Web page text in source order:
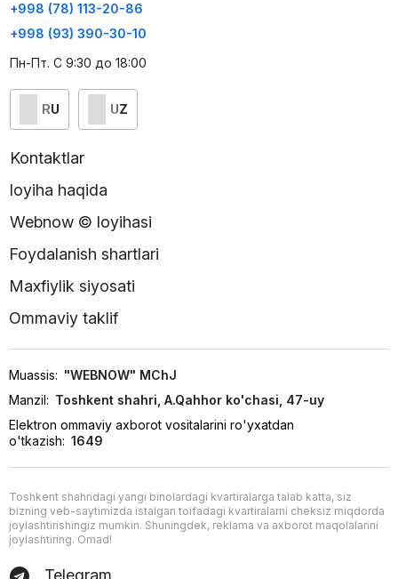
+998 (78) 113-20-86
+998 (93) 390-30-10
Пн-Пт. С 9:30 до 18:00
RU UZ
Kontaktlar
loyiha haqida
Webnow © loyihasi
Foydalanish shartlari
Maxfiylik siyosati
Ommaviy taklif
Muassis: "WEBNOW" MChJ
Manzil: Toshkent shahri, A.Qahhor ko'chasi, 47-uy
Elektron ommaviy axborot vositalarini ro'yxatdan
o'tkazish: 1649
Toshkent shahridagi yangi binolardagi kvartiralarga talab katta, siz
bizning veb-saytimizda istalgan toifadagi kvartiralarni cheksiz miqdorda
joylashtirishingiz mumkin. Shuningdek, reklama va axborot maqolalarini
joylashtiring. Omad!
Telegram